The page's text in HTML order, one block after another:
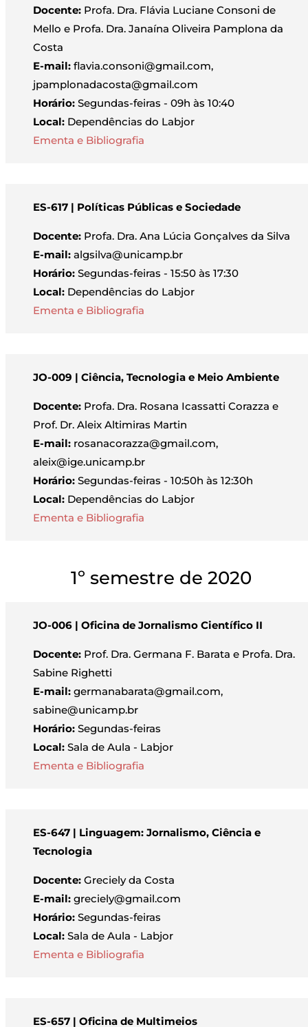
Docente: Profa. Dra. Flávia Luciane Consoni de
Mello e Profa. Dra. Janaína Oliveira Pamplona da
Costa
E-mail: flavia.consoni@gmail.com,
jpamplonadacosta@gmail.com
Horário: Segundas-feiras - 09h às 10:40
Local: Dependências do Labjor
Ementa e Bibliografia
ES-617 | Políticas Públicas e Sociedade
Docente: Profa. Dra. Ana Lúcia Gonçalves da Silva
E-mail: algsilva@unicamp.br
Horário: Segundas-feiras - 15:50 às 17:30
Local: Dependências do Labjor
Ementa e Bibliografia
JO-009 | Ciência, Tecnologia e Meio Ambiente
Docente: Profa. Dra. Rosana Icassatti Corazza e
Prof. Dr. Aleix Altimiras Martin
E-mail: rosanacorazza@gmail.com,
aleix@ige.unicamp.br
Horário: Segundas-feiras - 10:50h às 12:30h
Local: Dependências do Labjor
Ementa e Bibliografia
1º semestre de 2020
JO-006 | Oficina de Jornalismo Científico II
Docente: Prof. Dra. Germana F. Barata e Profa. Dra.
Sabine Righetti
E-mail: germanabarata@gmail.com,
sabine@unicamp.br
Horário: Segundas-feiras
Local: Sala de Aula - Labjor
Ementa e Bibliografia
ES-647 | Linguagem: Jornalismo, Ciência e
Tecnologia
Docente: Greciely da Costa
E-mail: greciely@gmail.com
Horário: Segundas-feiras
Local: Sala de Aula - Labjor
Ementa e Bibliografia
ES-657 | Oficina de Multimeios